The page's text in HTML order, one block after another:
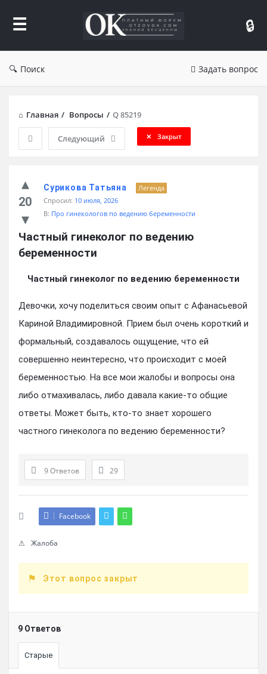
Отзывы
Поиск Задать вопрос
Главная / Вопросы / Q 85219
Следующий Закрыт
20
Сурикова Татьяна
Легенда
Спросил: 10 июля, 2026
В: Про гинекологов по ведению беременности
Частный гинеколог по ведению
беременности
Частный гинеколог по ведению беременности
Девочки, хочу поделиться своим опыт с Афанасьевой
Кариной Владимировной. Прием был очень короткий и
формальный, создавалось ощущение, что ей
совершенно неинтересно, что происходит с моей
беременностью. На все мои жалобы и вопросы она
либо отмахивалась, либо давала какие-то общие
ответы. Может быть, кто-то знает хорошего
частного гинеколога по ведению беременности?
9 Ответов 29
Facebook
Жалоба
Этот вопрос закрыт
9 Ответов
Старые